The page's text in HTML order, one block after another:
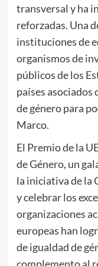
transversal y ha
reforzadas. Una
instituciones de
organismos de
públicos de los
países asociados
de género para
Marco.
El Premio de la
de Género, un
la iniciativa de la
y celebrar los
organizaciones
europeas han
de igualdad de